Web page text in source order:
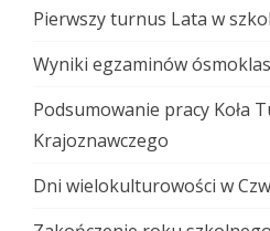
Pierwszy turnus Lata w
Wyniki egzaminów
Podsumowanie pracy Koła
Krajoznawczego
Dni wielokulturowości w